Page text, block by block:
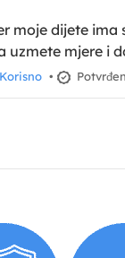
moje dijete
uzmete mjere i
Korisno •